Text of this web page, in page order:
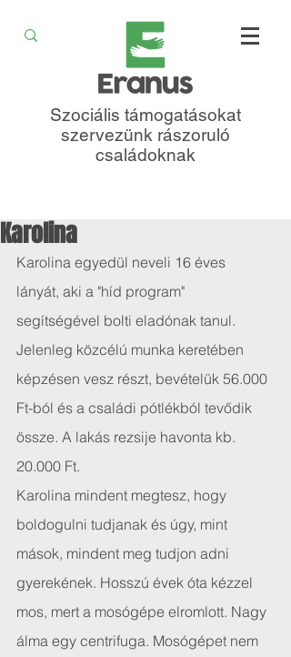
Szociális támogatásokat
szervezünk rászoruló
családoknak
Karolina
Karolina egyedül neveli 16 éves
lányát, aki a "híd program"
segítségével bolti eladónak tanul.
Jelenleg közcélú munka keretében
képzésen vesz részt, bevételük 56.000
Ft-ból és a családi pótlékból tevődik
össze. A lakás rezsije havonta kb.
20.000 Ft.
Karolina mindent megtesz, hogy
boldogulni tudjanak és úgy, mint
mások, mindent meg tudjon adni
gyerekének. Hosszú évek óta kézzel
mos, mert a mosógépe elromlott. Nagy
álma egy centrifuga. Mosógépet nem